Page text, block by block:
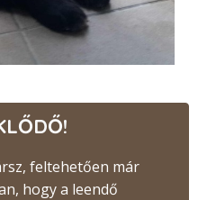
feltehetően már
hogy a leendő